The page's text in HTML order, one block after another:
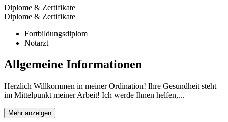
Diplome & Zertifikate
Diplome & Zertifikate
Fortbildungsdiplom
Notarzt
Allgemeine Informationen
Herzlich Willkommen in meiner Ordination! Ihre Gesundheit steht
im Mittelpunkt meiner Arbeit! Ich werde Ihnen helfen,...
Mehr anzeigen